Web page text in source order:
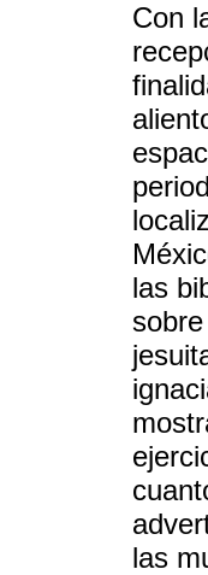
Con
las
las